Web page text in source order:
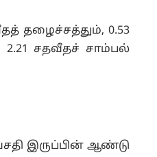
தழைச்சத்தும், 0.53
சதவீதச் சாம்பல்
இருப்பின் ஆண்டு